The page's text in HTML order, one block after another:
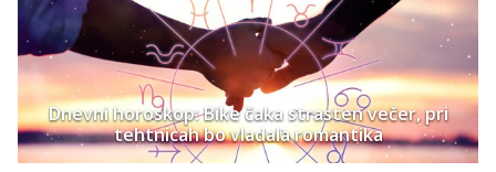
Dnevni horoskop: Bike čaka strasten večer, pri
tehtnicah bo vladala romantika